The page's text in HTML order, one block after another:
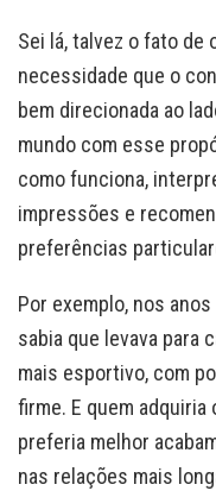
Sei lá, talvez o fato de
necessidade que o
bem direcionada ao
mundo com esse
como funciona,
impressões e
preferências
Por exemplo, nos
sabia que levava para
mais esportivo, com
firme. E quem adquiria
preferia melhor
nas relações mais